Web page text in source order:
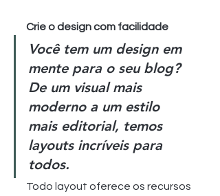
Crie o design com facilidade
Você tem um design em
mente para o seu blog?
De um visual mais
moderno a um estilo
mais editorial, temos
layouts incríveis para
todos.
Todo layout oferece os recursos